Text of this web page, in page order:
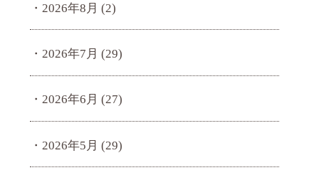
2026年8月 (2)
2026年7月 (29)
2026年6月 (27)
2026年5月 (29)